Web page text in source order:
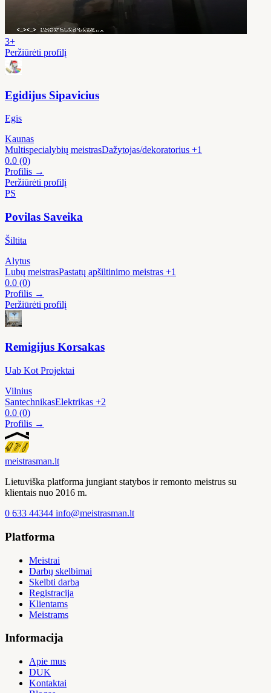
3+
Peržiūrėti profilį
Egidijus Sipavicius
Egis
Kaunas
Multispecialybių meistrasDažytojas/dekoratorius +1
0.0 (0)
Profilis →
Peržiūrėti profilį
PS
Povilas Saveika
Šiltita
Alytus
Lubų meistrasPastatų apšiltinimo meistras +1
0.0 (0)
Profilis →
Peržiūrėti profilį
Remigijus Korsakas
Uab Kot Projektai
Vilnius
SantechnikasElektrikas +2
0.0 (0)
Profilis →
meistrasman.lt
Lietuviška platforma jungiant statybos ir remonto meistrus su
klientais nuo 2016 m.
0 633 44344 info@meistrasman.lt
Platforma
Meistrai
Darbų skelbimai
Skelbti darbą
Registracija
Klientams
Meistrams
Informacija
Apie mus
DUK
Kontaktai